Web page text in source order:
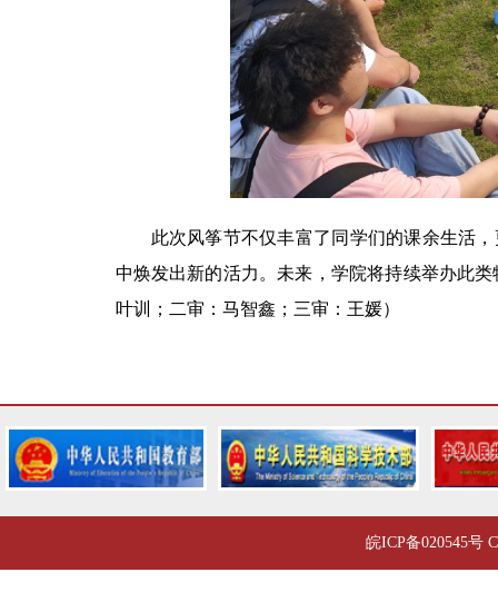
此次风筝节不仅丰富了同学们的课余生活
中焕发出新的活力。未来， 学院将持续举办此
叶训；二审：马智鑫；三审：王媛）
皖ICP备020545号